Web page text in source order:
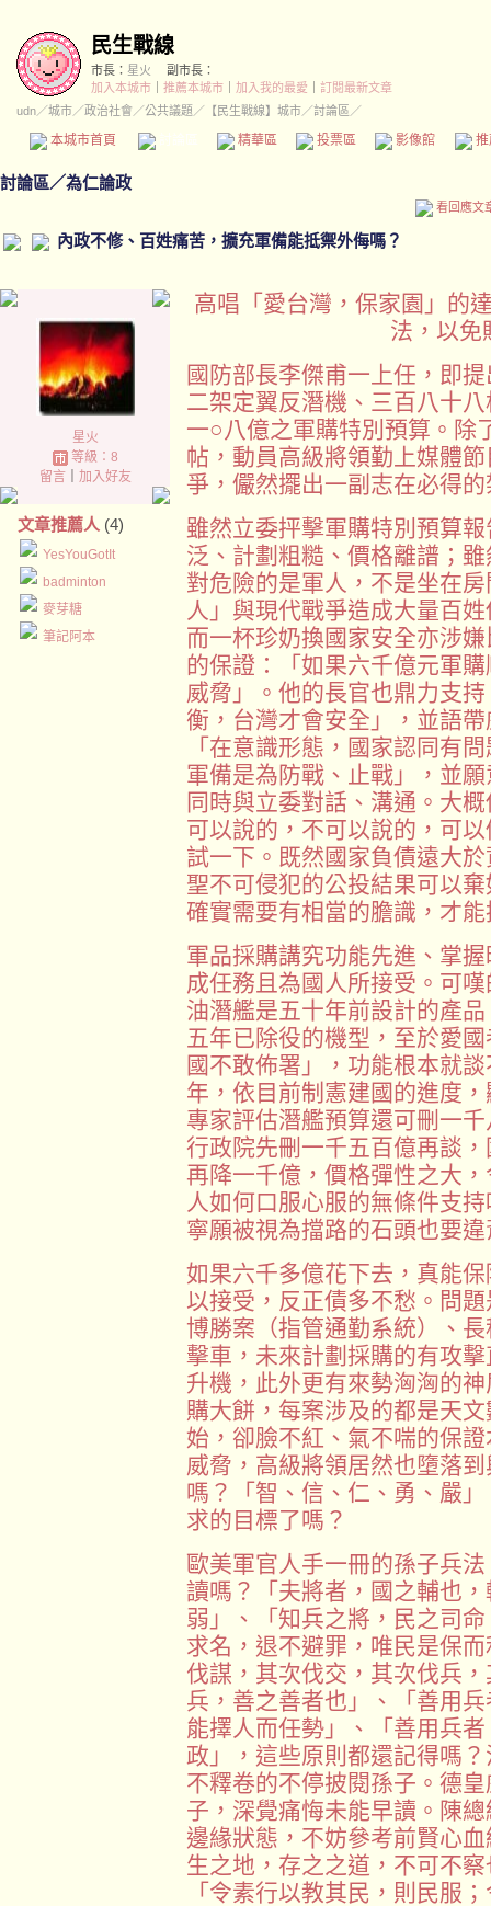
民生戰線
市長： 星火
副市長：
加入本城市
推薦本城市 加入我的最愛
訂閱最新文章
udn／城市／政治社會 ／公共議題 ／ 【民生戰線】城市／討論區／
本城市首頁 精華區 投票區 影像館
討論區／為仁論政
看回應文
內政不修、百姓痛苦，擴充軍備能抵禦外侮嗎？
星火
等級：8
留言｜ 加入好友
文章推薦人 (4)
YesYouGotIt
badminton
麥芽糖
筆記阿本
高唱「愛台灣，保家園」的
法，以免
國防部長李傑甫一上任，即
二架定翼反潛機、三百八十
一○八億之軍購特別預算。除
帖，動員高級將領勤上媒體
爭，儼然擺出一副志在必得
雖然立委抨擊軍購特別預算
泛、計劃粗糙、價格離譜；
對危險的是軍人，不是坐在
人」與現代戰爭造成大量百
而一杯珍奶換國家安全亦涉
的保證：「如果六千億元軍
威脅」。他的長官也鼎力支
衡，台灣才會安全」，並語
「在意識形態，國家認同有
軍備是為防戰、止戰」，並
同時與立委對話、溝通。大
可以說的，不可以說的，可
試一下。既然國家負債遠大
聖不可侵犯的公投結果可以
確實需要有相當的膽識，才
軍品採購講究功能先進、掌
成任務且為國人所接受。可
油潛艦是五十年前設計的產
五年已除役的機型，至於愛
國不敢佈署」，功能根本就
年，依目前制憲建國的進度
專家評估潛艦預算還可刪一
行政院先刪一千五百億再談
再降一千億，價格彈性之大
人如何口服心服的無條件支
寧願被視為擋路的石頭也要
如果六千多億花下去，真能
以接受，反正債多不愁。問
博勝案（指管通勤系統）、
擊車，未來計劃採購的有攻
升機，此外更有來勢洶洶的
購大餅，每案涉及的都是天
始，卻臉不紅、氣不喘的保
威脅，高級將領居然也墮落
嗎？「智、信、仁、勇、嚴
求的目標了嗎？
歐美軍官人手一冊的孫子兵
讀嗎？「夫將者，國之輔也
弱」、「知兵之將，民之司
求名，退不避罪，唯民是保
伐謀，其次伐交，其次伐兵
兵，善之善者也」、「善用
能擇人而任勢」、「善用兵
政」，這些原則都還記得嗎
不釋卷的不停披閱孫子。德
子，深覺痛悔未能早讀。陳
邊緣狀態，不妨參考前賢心
生之地，存之之道，不可不
「令素行以教其民，則民服